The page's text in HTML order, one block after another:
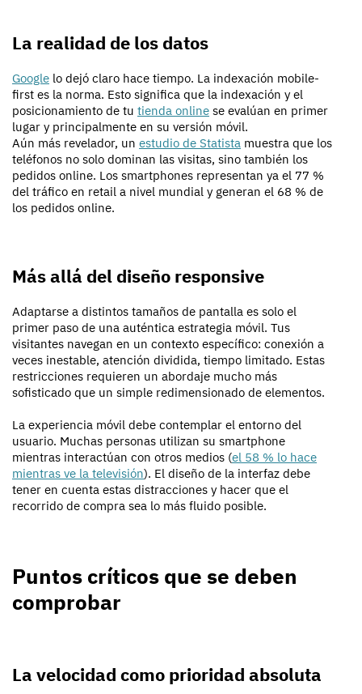
La realidad de los datos
Google lo dejó claro hace tiempo. La indexación mobile-
first es la norma. Esto significa que la indexación y el
posicionamiento de tu tienda online se evalúan en primer
lugar y principalmente en su versión móvil.
Aún más revelador, un estudio de Statista muestra que los
teléfonos no solo dominan las visitas, sino también los
pedidos online. Los smartphones representan ya el 77 %
del tráfico en retail a nivel mundial y generan el 68 % de
los pedidos online.
Más allá del diseño responsive
Adaptarse a distintos tamaños de pantalla es solo el
primer paso de una auténtica estrategia móvil. Tus
visitantes navegan en un contexto específico: conexión a
veces inestable, atención dividida, tiempo limitado. Estas
restricciones requieren un abordaje mucho más
sofisticado que un simple redimensionado de elementos.
La experiencia móvil debe contemplar el entorno del
usuario. Muchas personas utilizan su smartphone
mientras interactúan con otros medios (el 58 % lo hace
mientras ve la televisión). El diseño de la interfaz debe
tener en cuenta estas distracciones y hacer que el
recorrido de compra sea lo más fluido posible.
Puntos críticos que se deben
comprobar
La velocidad como prioridad absoluta